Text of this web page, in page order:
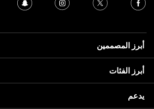
أبرز المصممين
أبرز الفئات
يدعم